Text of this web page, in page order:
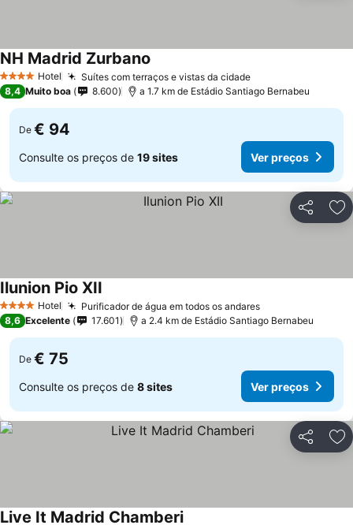
4 EstrelasHotel Suítes com terraços e vistas da cidadeVer preços
NH Madrid Zurbano
8,4 Muito boa 8.600 a 1.7 km de Estádio Santiago Bernabeu
De € 94
Consulte os preços de 19 sites Ver preços
Partilhar
4 EstrelasHotel Purificador de água em todos os andaresVer preços
Ilunion Pio XII
8,6 Excelente 17.601 a 2.4 km de Estádio Santiago Bernabeu
De € 75
Consulte os preços de 8 sites Ver preços
Partilhar
Live It Madrid Chamberi